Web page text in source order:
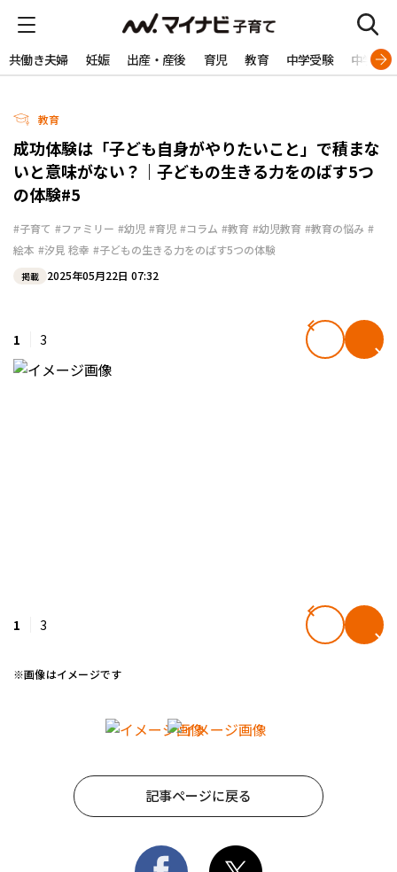
共働き夫婦 妊娠 出産・産後 育児 教育 中学受験 中学生
教育
成功体験は「子ども自身がやりたいこと」で積まな
いと意味がない？｜子どもの生きる力をのばす5つ
の体験#5
#子育て #ファミリー #幼児 #育児 #コラム #教育 #幼児教育 #教育の悩み #
絵本 #汐見 稔幸 #子どもの生きる力をのばす5つの体験
掲載 2025年05月22日 07:32
1 3
1 3
※画像はイメージです
記事ページに戻る